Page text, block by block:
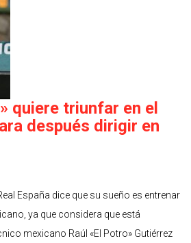
quiere triunfar en el
después dirigir en
España dice que su sueño es entrenar
ya que considera que está
mexicano Raúl «El Potro» Gutiérrez